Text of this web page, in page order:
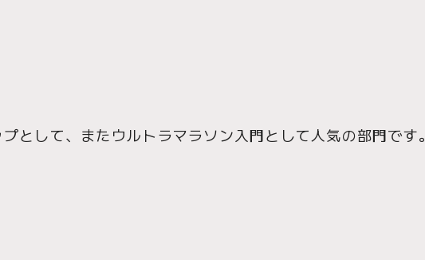
として、またウルトラマラソン入門として人気の部門です。